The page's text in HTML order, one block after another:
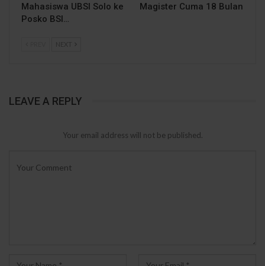
Mahasiswa UBSI Solo ke
Posko BSI…
Magister Cuma 18 Bulan
NEXT
LEAVE A REPLY
Your email address will not be published.